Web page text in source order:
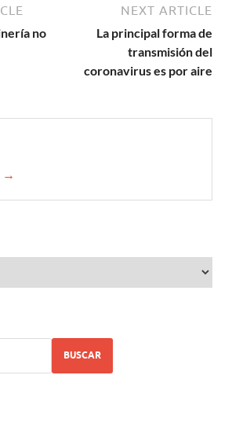
no
NEXT ARTICLE
La principal forma de
transmisión del
coronavirus es por aire
→
BUSCAR